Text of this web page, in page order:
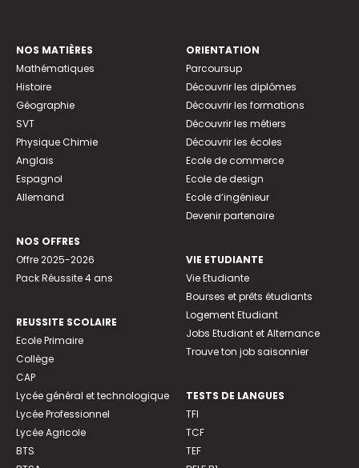
NOS MATIÈRES
Mathématiques
Histoire
Géographie
SVT
Physique Chimie
Anglais
Espagnol
Allemand
NOS OFFRES
Offre 2025-2026
Pack Réussite 4 ans
REUSSITE SCOLAIRE
Ecole Primaire
Collège
CAP
Lycée général et technologique
Lycée Professionnel
Lycée Agricole
BTS
ORIENTATION
Parcoursup
Découvrir les diplômes
Découvrir les formations
Découvrir les métiers
Découvrir les écoles
Ecole de commerce
Ecole de design
Ecole d’ingénieur
Devenir partenaire
VIE ETUDIANTE
Vie Etudiante
Bourses et prêts étudiants
Logement Etudiant
Jobs Etudiant et Alternance
Trouve ton job saisonnier
TESTS DE LANGUES
TFI
TCF
TEF